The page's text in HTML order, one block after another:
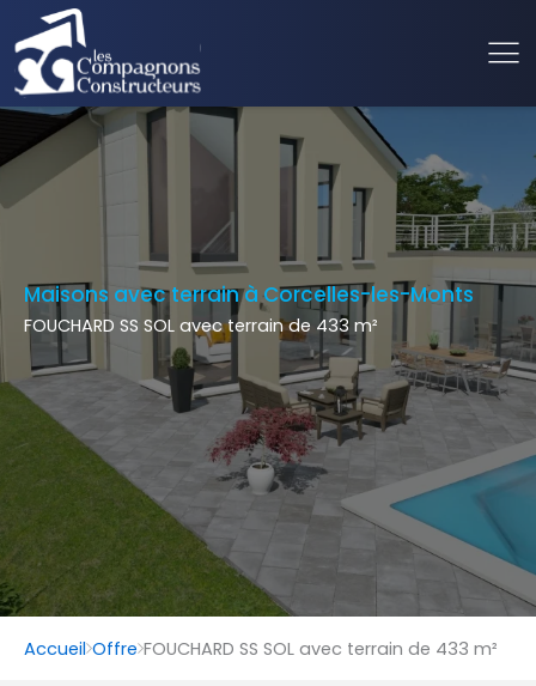
Maisons avec terrain à Corcelles-les-Monts
FOUCHARD SS SOL avec terrain de 433 m²
Accueil Offre FOUCHARD SS SOL avec terrain de 433 m²